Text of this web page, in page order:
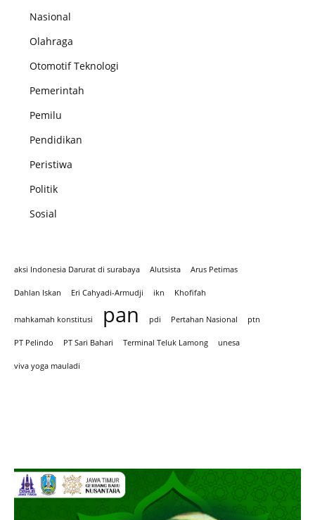
Nasional
Olahraga
Otomotif Teknologi
Pemerintah
Pemilu
Pendidikan
Peristiwa
Politik
Sosial
aksi Indonesia Darurat di surabaya Alutsista Arus Petimas
Dahlan Iskan Eri Cahyadi-Armudji ikn Khofifah
mahkamah konstitusi pan pdi Pertahan Nasional ptn
PT Pelindo PT Sari Bahari Terminal Teluk Lamong unesa
viva yoga mauladi